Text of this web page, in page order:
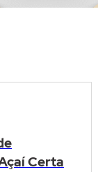
Certa